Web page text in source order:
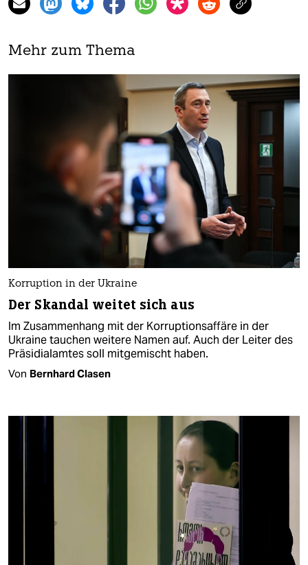
Mehr zum Thema
Korruption in der Ukraine
Der Skandal weitet sich aus
Im Zusammenhang mit der Korruptionsaffäre in der
Ukraine tauchen weitere Namen auf. Auch der Leiter des
Präsidialamtes soll mitgemischt haben.
Von Bernhard Clasen